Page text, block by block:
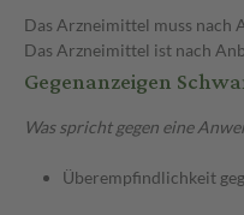
Das Arzneimittel muss nach
Das Arzneimittel ist nach
Gegenanzeigen
Was spricht gegen eine
Überempfindlichkeit